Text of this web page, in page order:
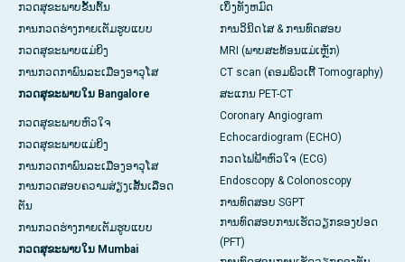
ກວດສຸຂະພາບຂັ້ນຕົ້ນ
ການກວດຮ່າງກາຍເຕັມຮູບແບບ
ກວດສຸຂະພາບແມ່ຍິງ
ການກວດກາພົນລະເມືອງອາວຸໂສ
ກວດສຸຂະພາບໃນ Bangalore
ກວດສຸຂະພາບຫົວໃຈ
ກວດສຸຂະພາບແມ່ຍິງ
ການກວດກາພົນລະເມືອງອາວຸໂສ
ການກວດສອບຄວາມສ່ຽງເສັ້ນເລືອດ
ຕັນ
ການກວດຮ່າງກາຍເຕັມຮູບແບບ
ກວດສຸຂະພາບໃນ Mumbai
ເບິ່ງທັງຫມົດ
ການວິນິດໄສ & ການທົດສອບ
MRI (ພາບສະທ້ອນແມ່ເຫຼັກ)
CT scan (ຄອມພິວເຕີ້ Tomography)
ສະແກນ PET-CT
Coronary Angiogram
Echocardiogram (ECHO)
ກວດໄຟຟ້າຫົວໃຈ (ECG)
Endoscopy & Colonoscopy
ການທົດສອບ SGPT
ການທົດສອບການເຮັດວຽກຂອງປອດ
(PFT)